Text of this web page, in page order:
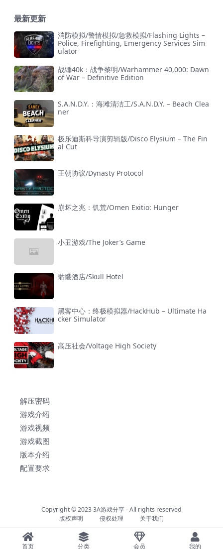
最新更新
消防模拟/警情模拟/急救模拟/Flashing Lights –
Police, Firefighting, Emergency Services Sim
ulator
战锤40k：战争黎明/Warhammer 40,000: Dawn
of War – Definitive Edition
S.A.N.D.Y.：海滩清洁工/S.A.N.D.Y. – Beach Clea
ner
极乐迪斯科导演剪辑版/Disco Elysium – The Fin
al Cut
王朝协议/Dynasty Protocol
崩坏之兆：饥荒/Omen Exitio: Hunger
小丑游戏/The Joker’s Game
骷髅酒店/Skull Hotel
黑客中心：终极模拟器/HackHub – Ultimate Ha
cker Simulator
高压社会/Voltage High Society
解压密码
游戏介绍
游戏视频
游戏截图
版本介绍
配置要求
Copyright © 20233A游戏分享- All rights reserved
版权声明
侵权处理 关于我们
首页 分类 会员 我的